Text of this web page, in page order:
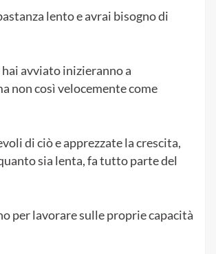
lento e avrai bisogno di
avviato inizieranno a
non così velocemente come
di ciò e apprezzate la crescita,
sia lenta, fa tutto parte del
per lavorare sulle proprie capacità